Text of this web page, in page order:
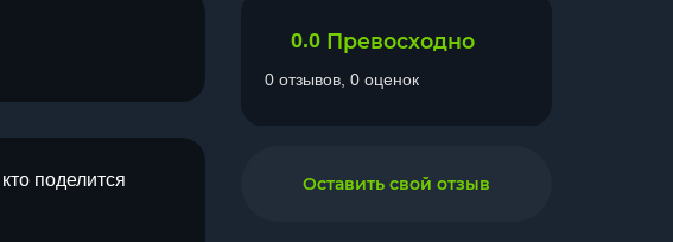
поделится
0.0 Превосходно
0 отзывов, 0 оценок
Оставить свой отзыв